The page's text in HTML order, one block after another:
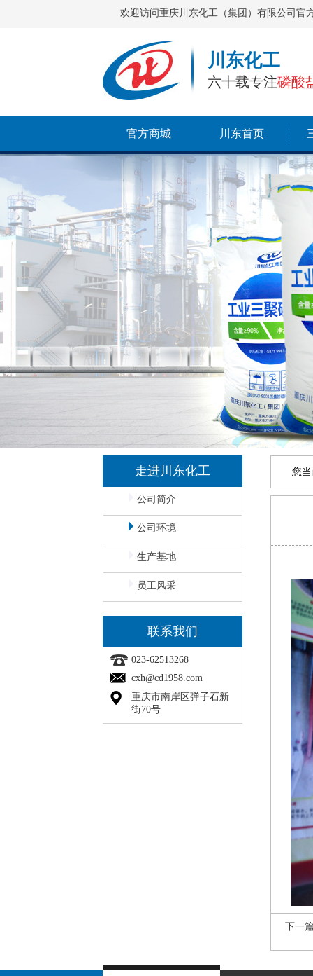
欢迎访问重庆川东化工（集团）有限公司官
川东化工
六十载专注磷酸
官方商城 川东首页
走进川东化工
公司简介
公司环境
生产基地
员工风采
联系我们
023-62513268
cxh@cd1958.com
重庆市南岸区弹子石新
街70号
您
下一